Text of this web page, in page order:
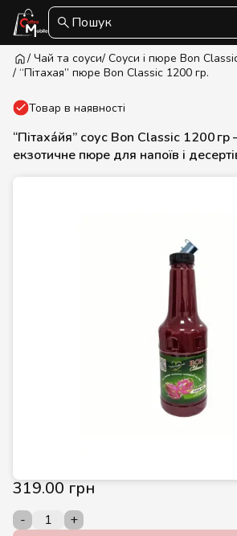
Пошук
/ Чай та соуси/ Cоуси і пюре Bon
/ “Пітахая” пюре Bon Classic 1200 гр.
Товар в наявності
“Пітаха́йя” соус Bon Classic 1200 гр
екзотичне пюре для напоїв і
319.00 грн
- +